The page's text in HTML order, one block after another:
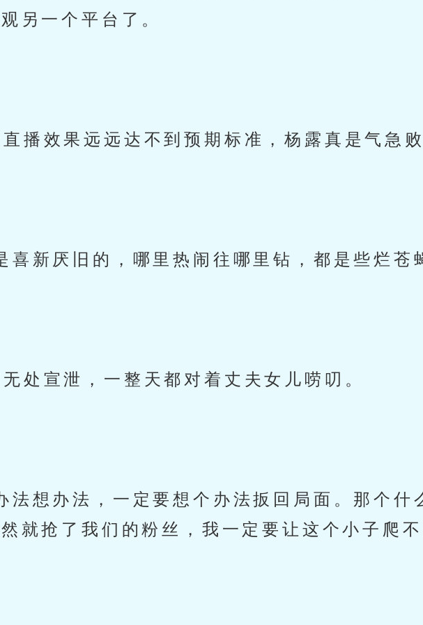
另一个平台了。
效果远远达不到预期标准，杨露真是气急败
新厌旧的，哪里热闹往哪里钻，都是些烂
宣泄，一整天都对着丈夫女儿唠叨。
想办法，一定要想个办法扳回局面。那个什
就抢了我们的粉丝，我一定要让这个小子爬